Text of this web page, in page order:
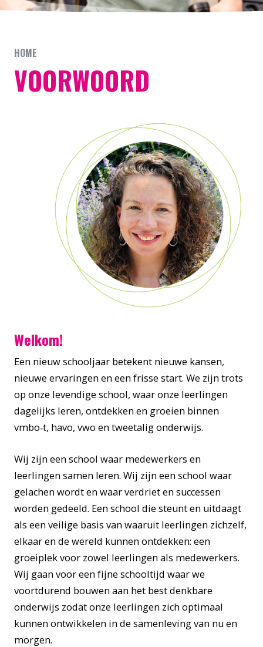
HOME
VOORWOORD
Welkom!
Een nieuw schooljaar betekent nieuwe kansen,
nieuwe ervaringen en een frisse start. We zijn trots
op onze levendige school, waar onze leerlingen
dagelijks leren, ontdekken en groeien binnen
vmbo‑t, havo, vwo en tweetalig onderwijs.
Wij zijn een school waar medewerkers en
leerlingen samen leren. Wij zijn een school waar
gelachen wordt en waar verdriet en successen
worden gedeeld. Een school die steunt en uitdaagt
als een veilige basis van waaruit leerlingen zichzelf,
elkaar en de wereld kunnen ontdekken: een
groeiplek voor zowel leerlingen als medewerkers.
Wij gaan voor een fijne schooltijd waar we
voortdurend bouwen aan het best denkbare
onderwijs zodat onze leerlingen zich optimaal
kunnen ontwikkelen in de samenleving van nu en
morgen.